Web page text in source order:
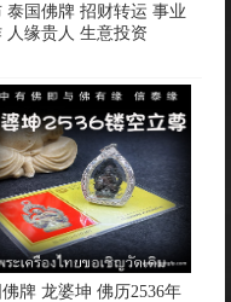
泰国佛牌 招财转运 事业
人缘贵人 生意投资
牌 龙婆坤 佛历2536年